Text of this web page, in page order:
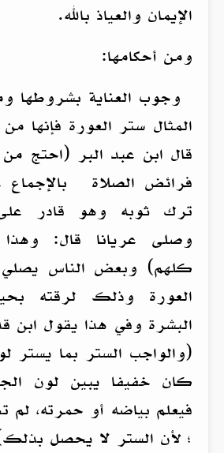
الإيمان والعياذ بالله.
ومن أحكامها:
وجوب العناية بشروطها
المثال ستر العورة فإنها
قال ابن عبد البر (احتج
فرائض الصلاة بالإجماع
ترك ثوبه وهو قادر على
وصلى عريانا قال: وهذا
كلهم) وبعض الناس يصلي
العورة وذلك لرقته
البشرة وفي هذا يقول ابن
(والواجب الستر بما يستر
كان خفيفا يبين لون
فيعلم بياضه أو حمرته، لم
؛ لأن الستر لا يحصل